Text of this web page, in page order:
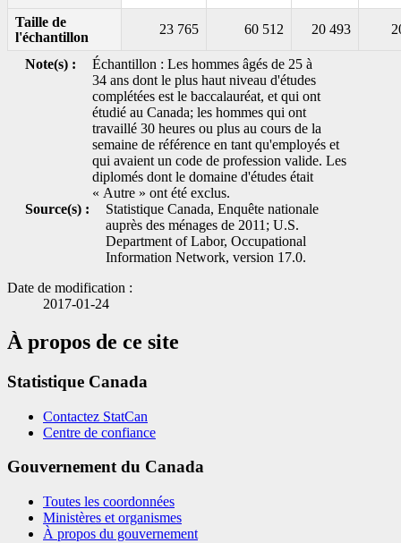
Taille de
l'échantillon
23 765 60 512 20 493
Note(s) :
Échantillon : Les hommes âgés de 25 à
34 ans dont le plus haut niveau d'études
complétées est le baccalauréat, et qui ont
étudié au Canada; les hommes qui ont
travaillé 30 heures ou plus au cours de la
semaine de référence en tant qu'employés et
qui avaient un code de profession valide. Les
diplomés dont le domaine d'études était
« Autre » ont été exclus.
Source(s) :
Statistique Canada, Enquête nationale
auprès des ménages de 2011; U.S.
Department of Labor, Occupational
Information Network, version 17.0.
Date de modification :
2017-01-24
À propos de ce site
Statistique Canada
Contactez StatCan
Centre de confiance
Gouvernement du Canada
Toutes les coordonnées
Ministères et organismes
À propos du gouvernement